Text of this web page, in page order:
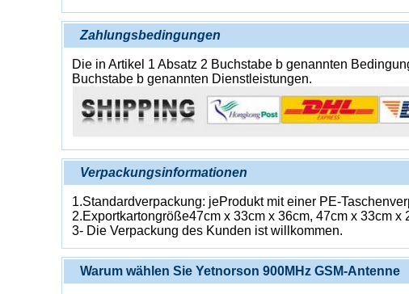
Zahlungsbedingungen
Die in Artikel 1 Absatz 2 Buchstabe b genannten
Buchstabe b genannten Dienstleistungen.
Verpackungsinformationen
1.Standardverpackung: jeProdukt mit einer PE-
2.Exportkartongröße47cm x 33cm x 36cm, 47cm x 33cm x
3- Die Verpackung des Kunden ist willkommen.
Warum wählen Sie Yetnorson 900MHz GSM-Antenne